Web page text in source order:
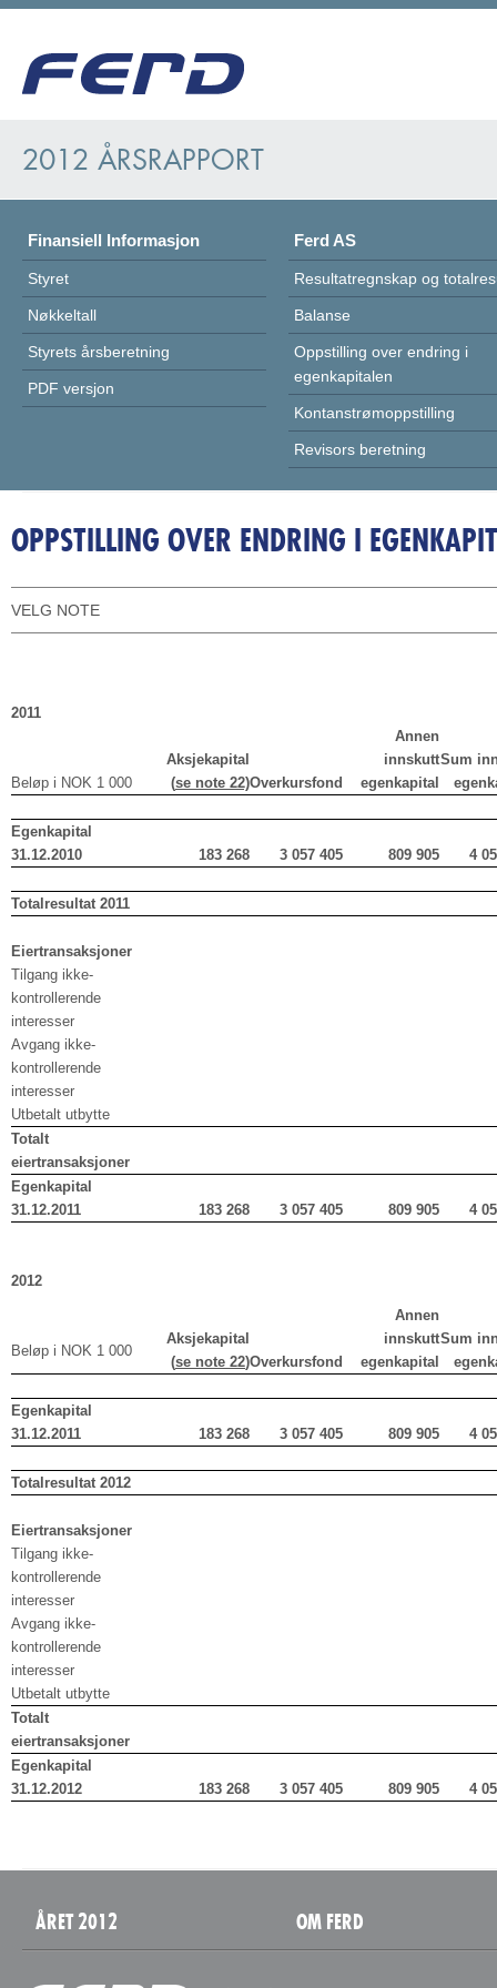
2012 ÅRSRAPPORT
Finansiell Informasjon
Styret
Nøkkeltall
Styrets årsberetning
PDF versjon
Ferd AS
Resultatregnskap og
Balanse
Oppstilling over endring i
egenkapitalen
Kontanstrømoppstilling
Revisors beretning
OPPSTILLING OVER ENDRING I
VELG NOTE
2011
Beløp i NOK 1 000
Aksjekapital
(se note 22)Overkursfond
Annen
innskutt
egenkapital
Sum
Egenkapital
31.12.2010
183 268 3 057 405 809 905 4
Totalresultat 2011
Eiertransaksjoner
Tilgang ikke-
kontrollerende
interesser
Avgang ikke-
kontrollerende
interesser
Utbetalt utbytte
Totalt
eiertransaksjoner
Egenkapital
31.12.2011
183 268 3 057 405 809 905 4
2012
Beløp i NOK 1 000
Aksjekapital
(se note 22)Overkursfond
Annen
innskutt
egenkapital
Sum
Egenkapital
31.12.2011
183 268 3 057 405 809 905 4
Totalresultat 2012
Eiertransaksjoner
Tilgang ikke-
kontrollerende
interesser
Avgang ikke-
kontrollerende
interesser
Utbetalt utbytte
Totalt
eiertransaksjoner
Egenkapital
31.12.2012
183 268 3 057 405 809 905 4
ÅRET 2012 OM FERD